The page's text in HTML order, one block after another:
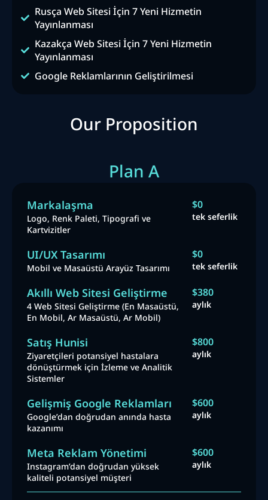
Rusça Web Sitesi İçin 7 Yeni Hizmetin
Yayınlanması
Kazakça Web Sitesi İçin 7 Yeni Hizmetin
Yayınlanması
Google Reklamlarının Geliştirilmesi
Our Proposition
Plan A
Markalaşma
Logo, Renk Paleti, Tipografi ve
Kartvizitler
$0
tek seferlik
UI/UX Tasarımı
Mobil ve Masaüstü Arayüz Tasarımı
$0
tek seferlik
Akıllı Web Sitesi Geliştirme
4 Web Sitesi Geliştirme (En Masaüstü,
En Mobil, Ar Masaüstü, Ar Mobil)
$380
aylık
Satış Hunisi
Ziyaretçileri potansiyel hastalara
dönüştürmek için İzleme ve Analitik
Sistemler
$800
aylık
Gelişmiş Google Reklamları
Google’dan doğrudan anında hasta
kazanımı
$600
aylık
Meta Reklam Yönetimi
Instagram’dan doğrudan yüksek
kaliteli potansiyel müşteri
$600
aylık